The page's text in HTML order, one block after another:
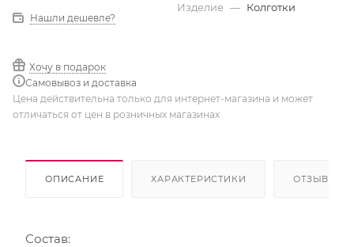
Нашли дешевле?
Хочу в подарок
Самовывоз и доставка
Изделие — Колготки
Цена действительна только для интернет-магазина и может
отличаться от цен в розничных магазинах
ОПИСАНИЕ ХАРАКТЕРИСТИКИ ОТЗЫВЫ
Состав: